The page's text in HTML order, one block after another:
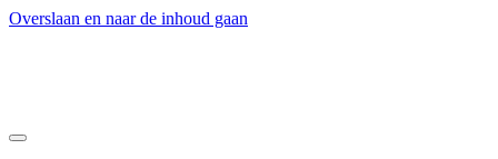
Overslaan en naar de inhoud gaan